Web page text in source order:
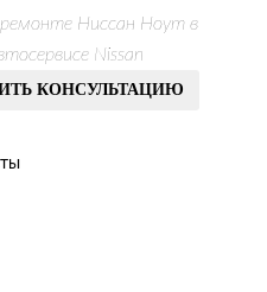
Ниссан Ноут в
Nissan
КОНСУЛЬТАЦИЮ